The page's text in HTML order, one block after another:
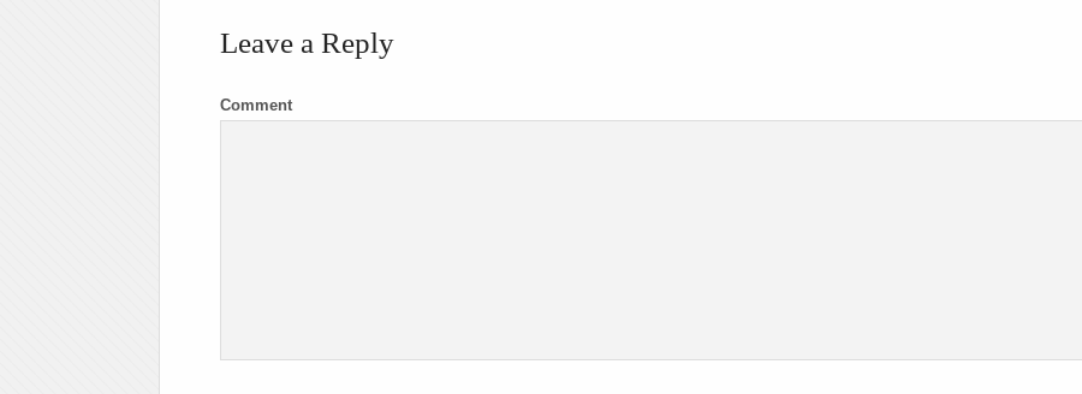
Leave a Reply
Comment